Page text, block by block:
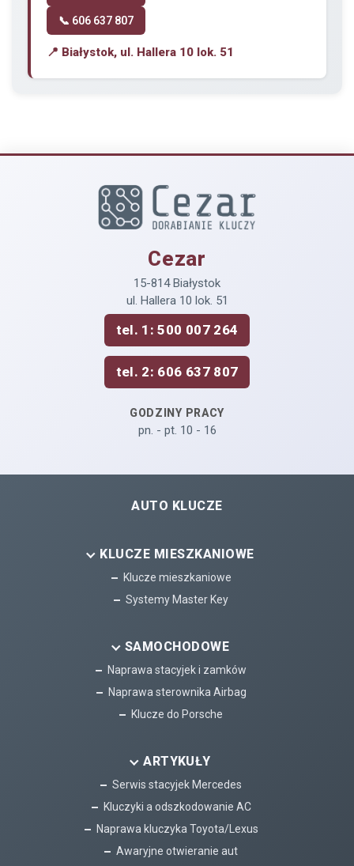
📞 606 637 807
📍 Białystok, ul. Hallera 10 lok. 51
Cezar
15-814 Białystok
ul. Hallera 10 lok. 51
tel. 1: 500 007 264
tel. 2: 606 637 807
GODZINY PRACY
pn. - pt. 10 - 16
AUTO KLUCZE
KLUCZE MIESZKANIOWE
Klucze mieszkaniowe
Systemy Master Key
SAMOCHODOWE
Naprawa stacyjek i zamków
Naprawa sterownika Airbag
Klucze do Porsche
ARTYKUŁY
Serwis stacyjek Mercedes
Kluczyki a odszkodowanie AC
Naprawa kluczyka Toyota/Lexus
Awaryjne otwieranie aut